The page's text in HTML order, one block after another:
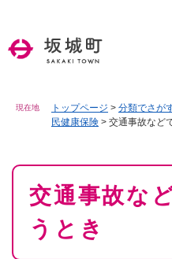
現在地 トップページ > 分類でさが
民健康保険 > 交通事故など
本
交通事故な
うとき